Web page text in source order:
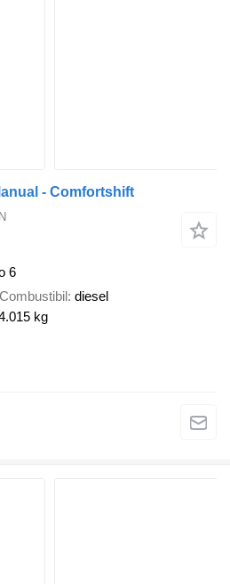
- Comfortshift
6
Combustibil diesel
kg